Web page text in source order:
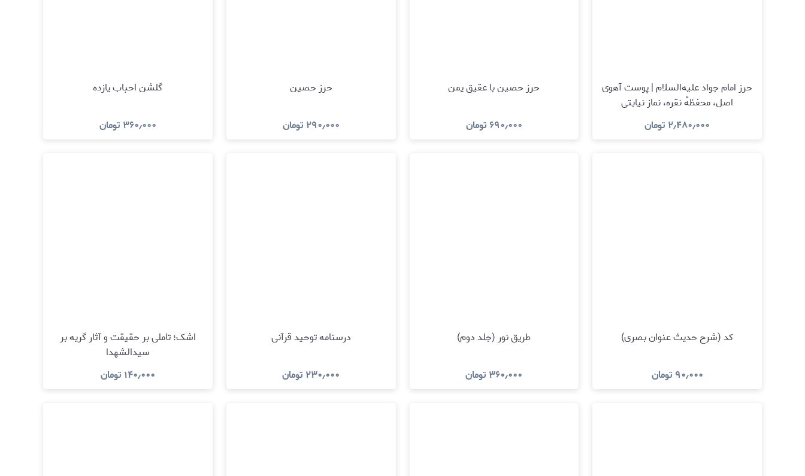
حرز امام جواد علیه‌السلام | پوست آهوی
اصل، محفظهٔ نقره، نماز نیابتی
۲٫۴۸۰٫۰۰۰ تومان
حرز حصین با عقیق یمن
۶۹۰٫۰۰۰ تومان
حرز حصین
۲۹۰٫۰۰۰ تومان
گلشن احباب یازده
۳۶۰٫۰۰۰ تومان
کد (شرح حدیث عنوان بصری)
۹۰٫۰۰۰ تومان
طریق نور (جلد دوم)
۳۶۰٫۰۰۰ تومان
درسنامه توحید قرآنی
۲۳۰٫۰۰۰ تومان
اشک؛ تاملی بر حقیقت و آثار گریه بر
سیدالشهدا
۱۴۰٫۰۰۰ تومان